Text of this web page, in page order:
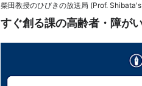
柴田教授のひびきの放送局 (Prof.
すぐ創る課の高齢者・障が